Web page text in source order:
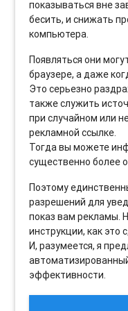
показываться вне
бесить, и снижать
компьютера.
Появляться они
браузере, а даже
Это серьезно
также служить
при случайном или
рекламной ссылке.
Тогда вы можете
существенно более
Поэтому
разрешений для
показ вам рекламы.
инструкции, как это
И, разумеется, я
эффективности.